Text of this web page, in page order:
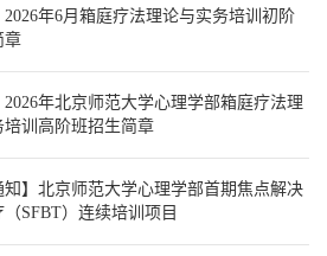
2026年6月箱庭疗法理论与实务培训初阶
章
2026年北京师范大学心理学部箱庭疗法理
培训高阶班招生简章
知】北京师范大学心理学部首期焦点解决
SFBT）连续培训项目